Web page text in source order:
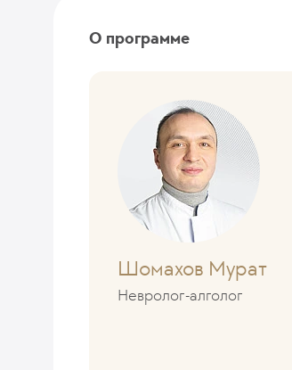
О программе
Шомахов Мурат
Невролог-алголог